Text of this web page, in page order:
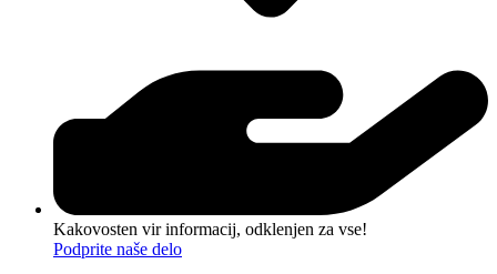
Kakovosten vir informacij, odklenjen za vse!
Podprite naše delo